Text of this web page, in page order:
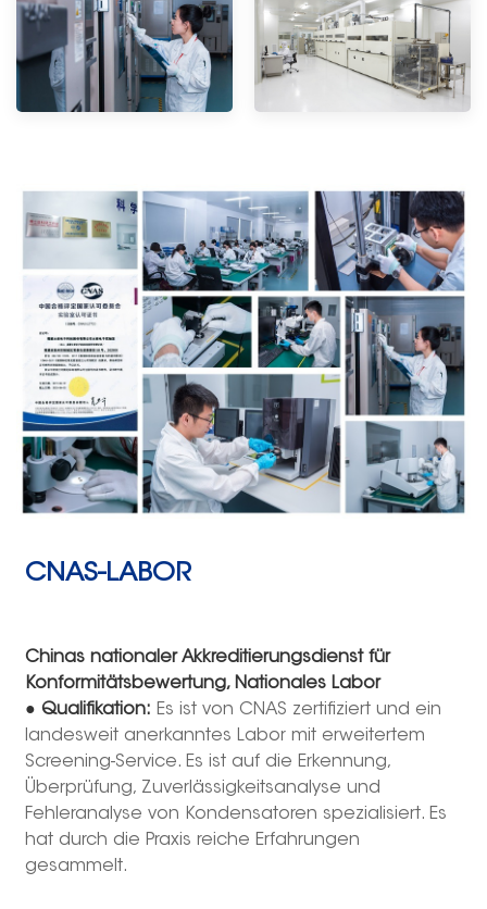
CNAS-LABOR
Chinas nationaler Akkreditierungsdienst für
Konformitätsbewertung, Nationales Labor
●Qualifikation: Es ist von CNAS zertifiziert und ein
landesweit anerkanntes Labor mit erweitertem
Screening-Service. Es ist auf die Erkennung,
Überprüfung, Zuverlässigkeitsanalyse und
Fehleranalyse von Kondensatoren spezialisiert. Es
hat durch die Praxis reiche Erfahrungen
gesammelt.